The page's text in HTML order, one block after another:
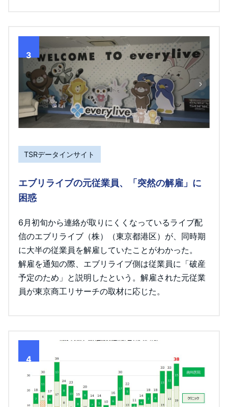
3
TSRデータインサイト
エブリライブの元従業員、「突然の解雇」に
困惑
6月初旬から連絡が取りにくくなっているライブ配
信のエブリライブ（株）（東京都港区）が、同時期
に大半の従業員を解雇していたことがわかった。
解雇を通知の際、エブリライブ側は従業員に「破産
予定のため」と説明したという。解雇された元従業
員が東京商工リサーチの取材に応じた。
4